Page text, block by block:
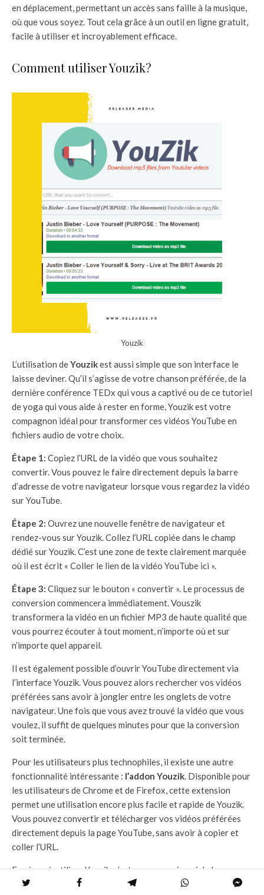
en déplacement, permettant un accès sans faille à la musique,
où que vous soyez. Tout cela grâce à un outil en ligne gratuit,
facile à utiliser et incroyablement efficace.
Comment utiliser Youzik?
Youzik
L’utilisation deYouzikest aussi simple que son interface le
laisse deviner. Qu’il s’agisse de votre chanson préférée, de la
dernière conférence TEDx qui vous a captivé ou de ce tutoriel
de yoga qui vous aide à rester en forme, Youzik est votre
compagnon idéal pour transformer ces vidéos YouTube en
fichiers audio de votre choix.
Étape 1: Copiez l’URL de la vidéo que vous souhaitez
convertir. Vous pouvez le faire directement depuis la barre
d’adresse de votre navigateur lorsque vous regardez la vidéo
sur YouTube.
Étape 2: Ouvrez une nouvelle fenêtre de navigateur et
rendez-vous sur Youzik. Collez l’URL copiée dans le champ
dédié sur Youzik. C’est une zone de texte clairement marquée
où il est écrit « Coller le lien de la vidéo YouTube ici ».
Étape 3: Cliquez sur le bouton « convertir ». Le processus de
conversion commencera immédiatement. Vouszik
transformera la vidéo en un fichier MP3 de haute qualité que
vous pourrez écouter à tout moment, n’importe où et sur
n’importe quel appareil.
Il est également possible d’ouvrir YouTube directement via
l’interface Youzik. Vous pouvez alors rechercher vos vidéos
préférées sans avoir à jongler entre les onglets de votre
navigateur. Une fois que vous avez trouvé la vidéo que vous
voulez, il suffit de quelques minutes pour que la conversion
soit terminée.
Pour les utilisateurs plus technophiles, il existe une autre
fonctionnalité intéressante : l’addon Youzik. Disponible pour
les utilisateurs de Chrome et de Firefox, cette extension
permet une utilisation encore plus facile et rapide de Youzik.
Vous pouvez convertir et télécharger vos vidéos préférées
directement depuis la page YouTube, sans avoir à copier et
coller l’URL.
En résumé, utiliser Youzik, c’est comme avoir un jukebox
personnel, disponible 24 heures sur 24, qui joue votre